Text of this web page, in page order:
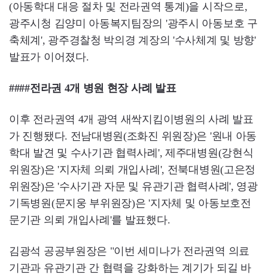
(아동학대 대응 절차 및 전라권역 통계)을 시작으로,
광주시청 김양미 아동복지팀장의 '광주시 아동보호 구
축체계', 광주경찰청 박의경 계장의 '수사체계 및 방향'
발표가 이어졌다.
####전라권 4개 병원 현장 사례 발표
이후 전라권역 4개 광역 새싹지킴이병원의 사례 발표
가 진행됐다. 전남대병원(조화진 위원장)은 '원내 아동
학대 발견 및 수사기관 협력사례', 제주대병원(강현식
위원장)은 '지자체 의뢰 개입사례', 전북대병원(고은정
위원장)은 '수사기관 자문 및 유관기관 협력사례', 영광
기독병원(문지웅 부위원장)은 '지자체 및 아동보호전
문기관 의뢰 개입사례'를 발표했다.
김광석 공공부원장은 "이번 세미나가 전라권역 의료
기관과 유관기관 간 협력을 강화하는 계기가 되길 바